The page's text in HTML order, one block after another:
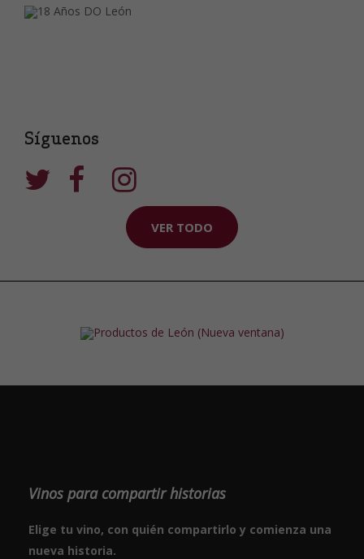
Síguenos
VER TODO
Vinos para compartir historias
Elige tu vino, con quién compartirlo y comienza una
nueva historia.